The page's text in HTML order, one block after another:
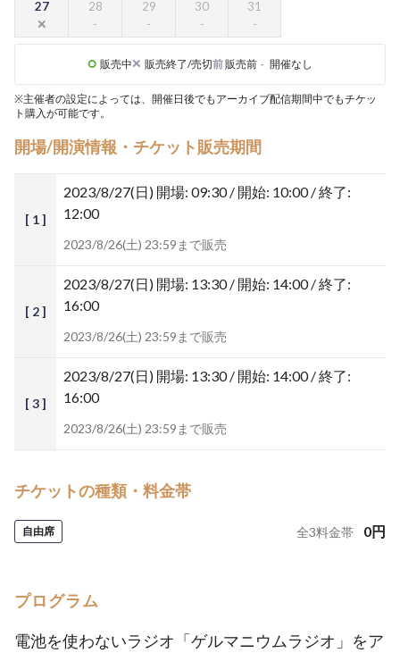
27 28 29 30 31
販売中 販売終了/売切前販売前 - 開催なし
※主催者の設定によっては、開催日後でもアーカイブ配信期間中でもチケッ
ト購入が可能です。
開場/開演情報・チケット販売期間
[ 1 ]
2023/8/27(日) 開場: 09:30 / 開始: 10:00 / 終了:
12:00
2023/8/26(土) 23:59まで販売
[ 2 ]
2023/8/27(日) 開場: 13:30 / 開始: 14:00 / 終了:
16:00
2023/8/26(土) 23:59まで販売
[ 3 ]
2023/8/27(日) 開場: 13:30 / 開始: 14:00 / 終了:
16:00
2023/8/26(土) 23:59まで販売
チケットの種類・料金帯
自由席 全3料金帯 0円
プログラム
電池を使わないラジオ「ゲルマニウムラジオ」をア